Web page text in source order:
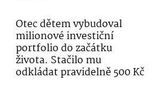
Otec dětem vybudoval
milionové investiční
portfolio do začátku
života. Stačilo mu
odkládat pravidelně 500 Kč